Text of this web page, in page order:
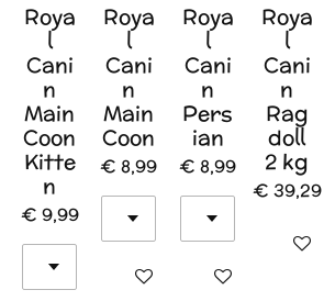
Roya
l
Cani
n
Main
Coon
Kitte
n
€ 9,99
Roya
l
Cani
n
Main
Coon
€ 8,99
In winkelwagen
Roya
l
Cani
n
Pers
ian
€ 8,99
In winkelwagen
Roya
l
Cani
n
Rag
doll
2 kg
€ 39,29
In